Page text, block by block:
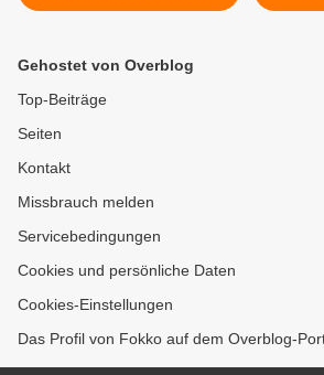
Gehostet von Overblog
Top-Beiträge
Seiten
Kontakt
Missbrauch melden
Servicebedingungen
Cookies und persönliche Daten
Cookies-Einstellungen
Das Profil von Fokko auf dem Overblog-